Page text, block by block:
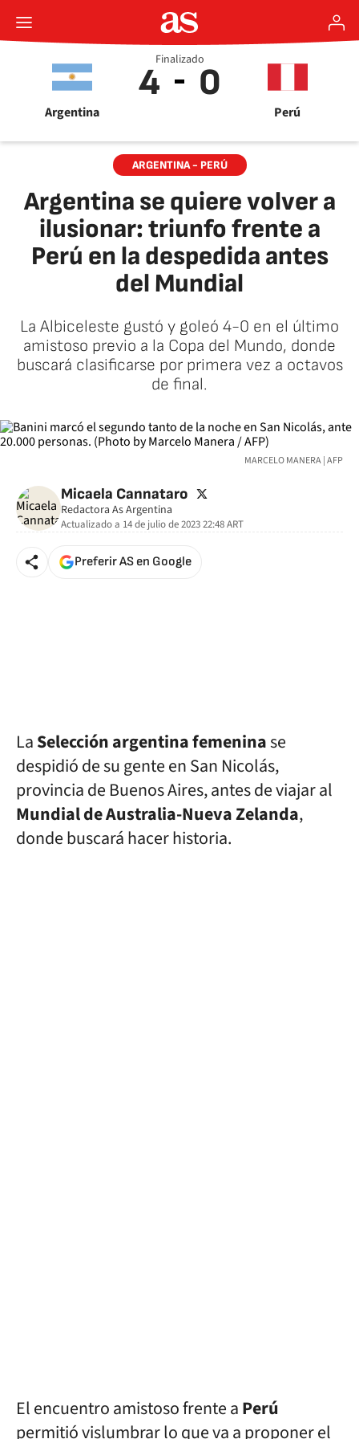
Argentina
4
Perú
0
Finalizado
ARGENTINA - PERÚ
Argentina se quiere volver a
ilusionar: triunfo frente a
Perú en la despedida antes
del Mundial
La Albiceleste gustó y goleó 4-0 en el último
amistoso previo a la Copa del Mundo, donde
buscará clasificarse por primera vez a octavos
de final.
MARCELO MANERA | AFP
Micaela Cannataro twitter
Redactora As Argentina
Actualizado a 14 de julio de 2023 22:48ART
Preferir AS en Google
LaSelección argentina femeninase
despidió de su gente en San Nicolás,
provincia de Buenos Aires, antes de viajar al
Mundial de Australia-Nueva Zelanda,
donde buscará hacer historia.
El encuentro amistoso frente aPerú
permitió vislumbrar lo que va a proponer el